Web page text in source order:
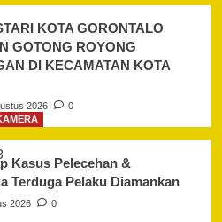
KOTA GORONTALO
GOTONG ROYONG
DI KECAMATAN KOTA
2026
0
Kasus Pelecehan &
Terduga Pelaku Diamankan
2026 0